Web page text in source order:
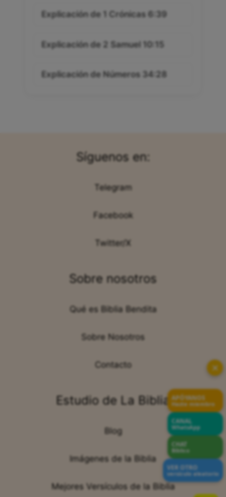
Explicación de 1 Crónicas 6:39
Explicación de 2 Samuel 10:15
Explicación de Números 34:28
Síguenos en:
Telegram
Facebook
Twitter/X
Sobre nosotros
Qué es Biblia Bendita
Sobre Nosotros
Contacto
Estudio de La Biblia
Blog
Imágenes de la Biblia
Mejores Versículos de la Biblia
✕
APÓYANOS
Hazte miembro
CANAL
WhatsApp
CHAT
Bíblico
VER OTRO
versículo aleatorio